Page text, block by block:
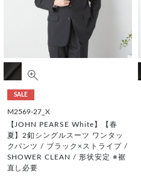
SALE
M2569-27_X
【JOHN PEARSE White】【春
夏】2釦シングルスーツ ワンタッ
クパンツ / ブラック×ストライプ /
SHOWER CLEAN / 形状安定 ※裾
直し必要